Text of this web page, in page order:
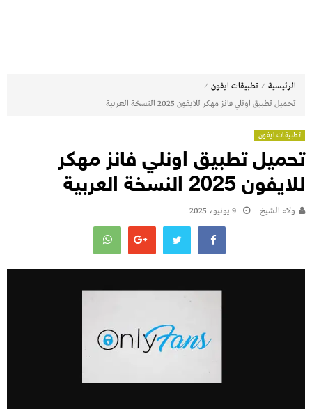
الرئيسية ⁄ تطبيقات ايفون ⁄
تحميل تطبيق اونلي فانز مهكر للايفون 2025 النسخة العربية
تطبيقات ايفون
تحميل تطبيق اونلي فانز مهكر
للايفون 2025 النسخة العربية
ولاء الشيخ 9 يونيو، 2025